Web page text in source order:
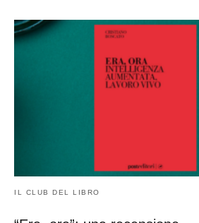
IL CLUB DEL LIBRO